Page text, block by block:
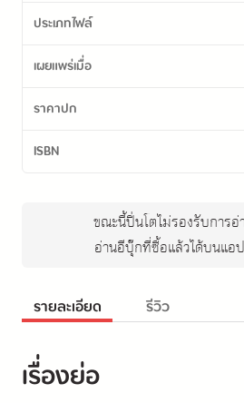
ประเภทไฟล์
เผยแพร่เมื่อ
ราคาปก
ISBN
ขณะนี้ปิ่นโตไม่รองรับการอ่
อ่านอีบุ๊กที่ซื้อแล้วได้บนแอ
รายละเอียด รีวิว
เรื่องย่อ